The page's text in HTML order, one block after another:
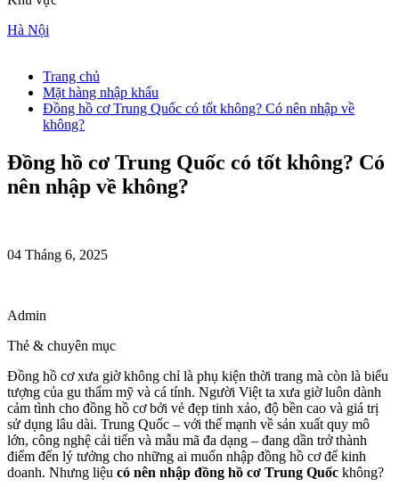
Hà Nội
Trang chủ
Mặt hàng nhập khẩu
Đồng hồ cơ Trung Quốc có tốt không? Có nên nhập về
không?
Đồng hồ cơ Trung Quốc có tốt không? Có
nên nhập về không?
04 Tháng 6, 2025
Admin
Thẻ & chuyên mục
Đồng hồ cơ xưa giờ không chỉ là phụ kiện thời trang mà còn là biểu
tượng của gu thẩm mỹ và cá tính. Người Việt ta xưa giờ luôn dành
cảm tình cho đồng hồ cơ bởi vẻ đẹp tinh xảo, độ bền cao và giá trị
sử dụng lâu dài. Trung Quốc – với thế mạnh về sản xuất quy mô
lớn, công nghệ cải tiến và mẫu mã đa dạng – đang dần trở thành
điểm đến lý tưởng cho những ai muốn nhập đồng hồ cơ để kinh
doanh. Nhưng liệu có nên nhập đồng hồ cơ Trung Quốc không?